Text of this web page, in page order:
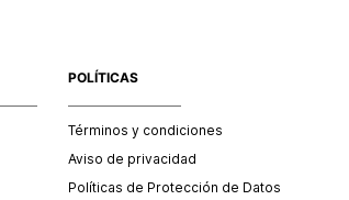
POLÍTICAS
Términos y condiciones
Aviso de privacidad
Políticas de Protección de Datos